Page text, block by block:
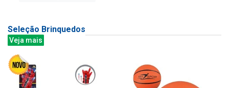
Seleção Brinquedos
Veja mais